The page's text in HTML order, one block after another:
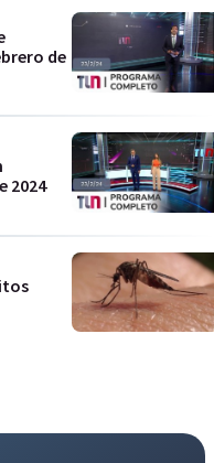
de
2024